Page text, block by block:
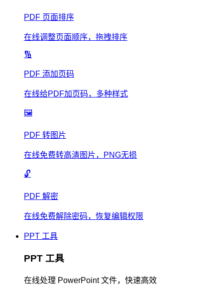
PDF 页面排序
在线调整页面顺序，拖拽排序
🔢
PDF 添加页码
在线给PDF加页码，多种样式
🖼️
PDF 转图片
在线免费转高清图片，PNG无损
🔓
PDF 解密
在线免费解除密码，恢复编辑权限
PPT 工具
PPT 工具
在线处理 PowerPoint 文件，快速高效